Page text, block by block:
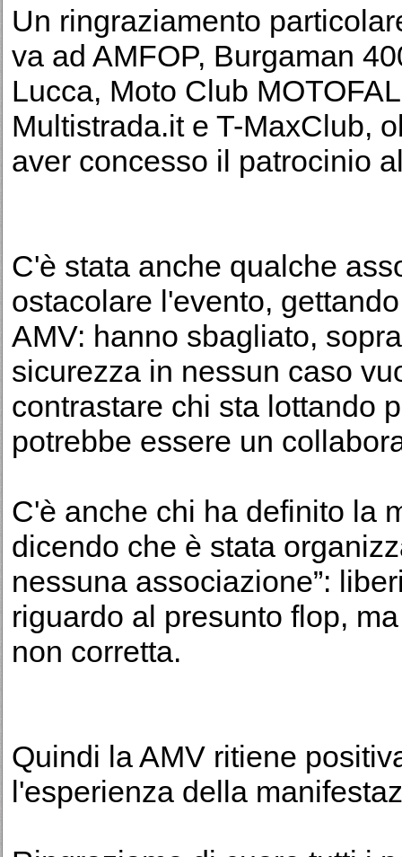
Un ringraziamento
va ad AMFOP, Burgaman
Lucca, Moto Club
Multistrada.it e T-MaxClub,
aver concesso il patrocinio
C'è stata anche qualche
ostacolare l'evento,
AMV: hanno sbagliato,
sicurezza in nessun caso
contrastare chi sta lottando
potrebbe essere un
C'è anche chi ha definito la
dicendo che è stata
nessuna associazione”:
riguardo al presunto flop,
non corretta.
Quindi la AMV ritiene
l'esperienza della